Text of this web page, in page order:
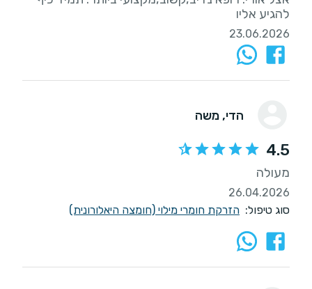
להגיע אליו
23.06.2026
הדי, משה
4.5
מעולה
26.04.2026
סוג טיפול: הזרקת חומרי מילוי (חומצה היאלורונית)